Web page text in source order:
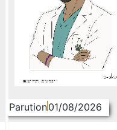
Parution01/08/2026